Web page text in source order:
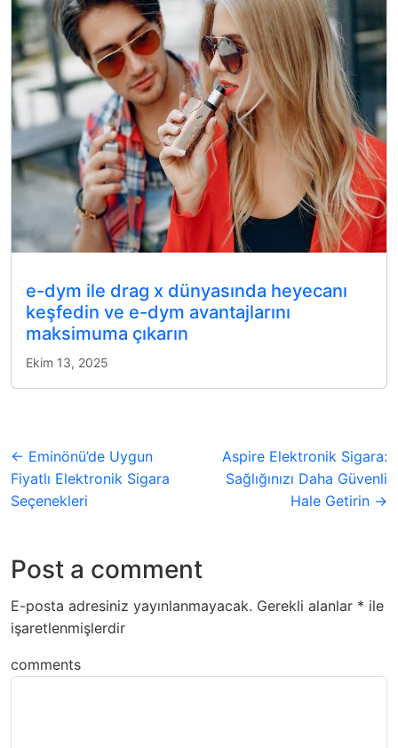
e-dym ile drag x dünyasında heyecanı
keşfedin ve e-dym avantajlarını
maksimuma çıkarın
Ekim 13, 2025
← Eminönü’de Uygun
Fiyatlı Elektronik Sigara
Seçenekleri
Aspire Elektronik Sigara:
Sağlığınızı Daha Güvenli
Hale Getirin →
Post a comment
E-posta adresiniz yayınlanmayacak. Gerekli alanlar * ile
işaretlenmişlerdir
comments